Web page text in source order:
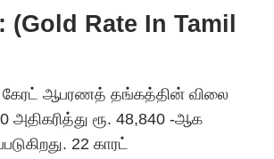
Rate In Tamil
ஆபரணத் தங்கத்தின் விலை
அதிகரித்து ரூ. 48,840 -ஆக
22 காரட்